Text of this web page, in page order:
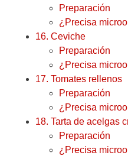
Preparación
¿Precisa
16. Ceviche
Preparación
¿Precisa
17. Tomates rellenos
Preparación
¿Precisa
18. Tarta de acelgas
Preparación
¿Precisa